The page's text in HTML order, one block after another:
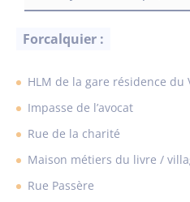
Forcalquier :
HLM de la gare résidence du
Impasse de l’avocat
Rue de la charité
Maison métiers du livre /
Rue Passère